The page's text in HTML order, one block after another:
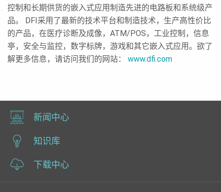
控制和长期供货的嵌入式应用制造先进的电路板和系统级产
品。 DFI采用了最新的技术平台和制造技术，生产高性价比
的产品，在医疗诊断及成像，ATM/POS，工业控制，信息
亭，安全与监控，数字标牌，游戏和其它嵌入式应用。欲了
解更多信息，请访问我们的网站：
www.dfi.com
新闻中心
知识库
下载中心